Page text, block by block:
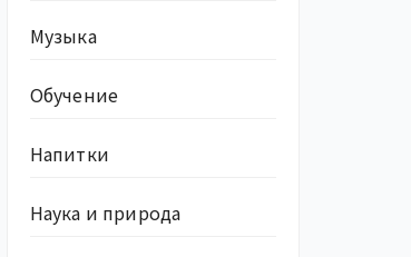
Музыка
Обучение
Напитки
Наука и природа